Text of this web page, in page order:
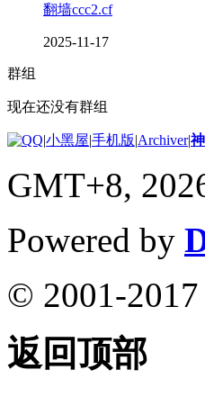
翻墙ccc2.cf
2025-11-17
群组
现在还没有群组
|小黑屋|手机版|Archiver|
GMT+8,
Powered by
© 2001-2017
返回顶部